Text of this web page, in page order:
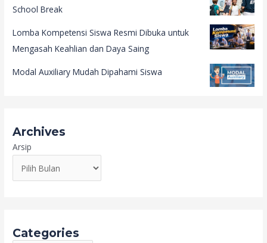
School Break
Lomba Kompetensi Siswa Resmi Dibuka untuk
Mengasah Keahlian dan Daya Saing
Modal Auxiliary Mudah Dipahami Siswa
Archives
Arsip
Categories